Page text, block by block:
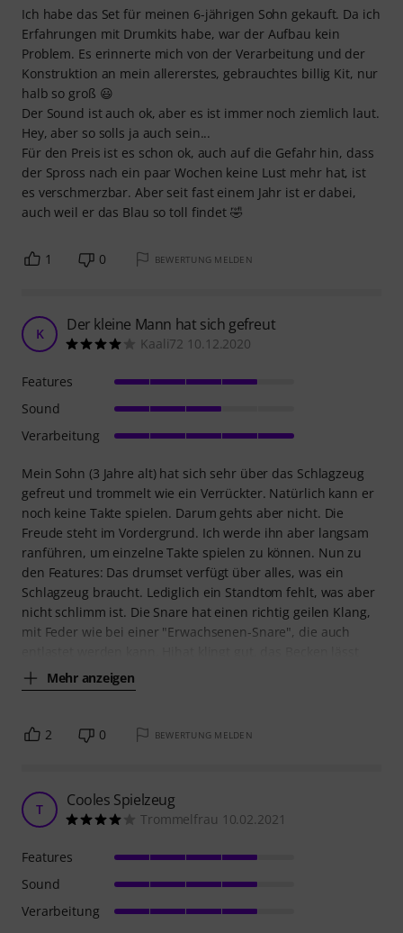
Ich habe das Set für meinen 6-jährigen Sohn gekauft. Da ich
Erfahrungen mit Drumkits habe, war der Aufbau kein
Problem. Es erinnerte mich von der Verarbeitung und der
Konstruktion an mein allererstes, gebrauchtes billig Kit, nur
halb so groß 😃
Der Sound ist auch ok, aber es ist immer noch ziemlich laut.
Hey, aber so solls ja auch sein...
Für den Preis ist es schon ok, auch auf die Gefahr hin, dass
der Spross nach ein paar Wochen keine Lust mehr hat, ist
es verschmerzbar. Aber seit fast einem Jahr ist er dabei,
auch weil er das Blau so toll findet 🤣
1 0 BEWERTUNG MELDEN
K Der kleine Mann hat sich gefreut
Kaali72 10.12.2020
Mein Sohn (3 Jahre alt) hat sich sehr über das Schlagzeug
gefreut und trommelt wie ein Verrückter. Natürlich kann er
noch keine Takte spielen. Darum gehts aber nicht. Die
Freude steht im Vordergrund. Ich werde ihn aber langsam
ranführen, um einzelne Takte spielen zu können. Nun zu
den Features: Das drumset verfügt über alles, was ein
Schlagzeug braucht. Lediglich ein Standtom fehlt, was aber
nicht schlimm ist. Die Snare hat einen richtig geilen Klang,
mit Feder wie bei einer "Erwachsenen-Snare", die auch
Mehr anzeigen
Features
Sound
Verarbeitung
2 0 BEWERTUNG MELDEN
T Cooles Spielzeug
Trommelfrau 10.02.2021
Features
Sound
Verarbeitung